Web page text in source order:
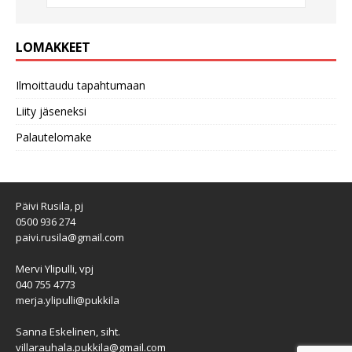
LOMAKKEET
Ilmoittaudu tapahtumaan
Liity jäseneksi
Palautelomake
Päivi Rusila, pj
0500 936 274
paivi.rusila@gmail.com
Mervi Ylipulli, vpj
040 755 4773
merja.ylipulli@pukkila
Sanna Eskelinen, siht.
villarauhala.pukkila@gmail.com